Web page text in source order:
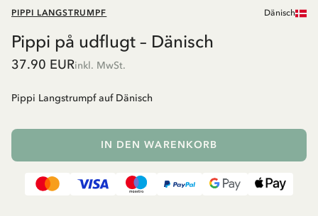
PIPPI LANGSTRUMPF Dänisch
Pippi på udflugt – Dänisch
37.90 EURinkl. MwSt.
Pippi Langstrumpf auf Dänisch
IN DEN WARENKORB